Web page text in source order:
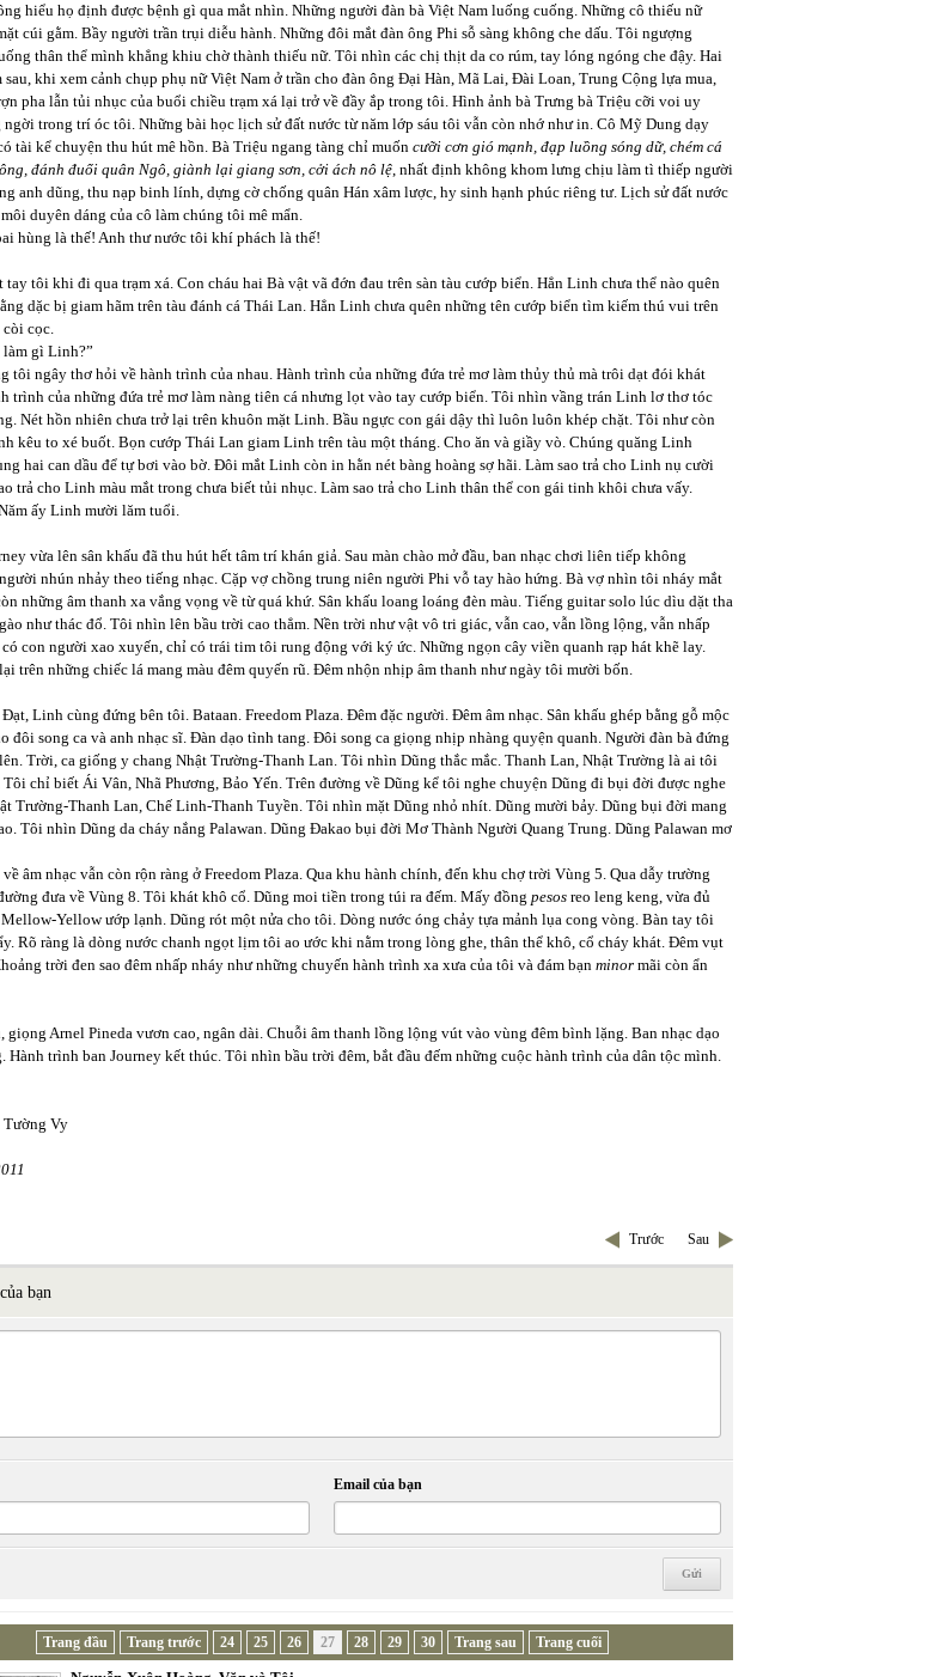
hiểu họ định được bệnh gì qua mắt nhìn. Những người đàn bà Việt Nam luống cuống. Những cô thiếu nữ
cúi gằm. Bầy người trần trụi diễu hành. Những đôi mắt đàn ông Phi sỗ sàng không che dấu. Tôi ngượng
thân thể mình khẳng khiu chờ thành thiếu nữ. Tôi nhìn các chị thịt da co rúm, tay lóng ngóng che đậy. Hai
sau, khi xem cảnh chụp phụ nữ Việt Nam ở trần cho đàn ông Đại Hàn, Mã Lai, Đài Loan, Trung Cộng lựa mua,
pha lẫn tủi nhục của buổi chiều trạm xá lại trở về đầy ắp trong tôi. Hình ảnh bà Trưng bà Triệu cỡi voi uy
ngời trong trí óc tôi. Những bài học lịch sử đất nước từ năm lớp sáu tôi vẫn còn nhớ như in. Cô Mỹ Dung dạy
tài kể chuyện thu hút mê hồn. Bà Triệu ngang tàng chỉ muốn cưỡi cơn gió mạnh, đạp luồng sóng dữ, chém cá
đánh đuổi quân Ngô, giành lại giang sơn, cởi ách nô lệ, nhất định không khom lưng chịu làm tì thiếp người
anh dũng, thu nạp binh lính, dựng cờ chống quân Hán xâm lược, hy sinh hạnh phúc riêng tư. Lịch sử đất nước
duyên dáng của cô làm chúng tôi mê mẩn.
hùng là thế! Anh thư nước tôi khí phách là thế!
tay tôi khi đi qua trạm xá. Con cháu hai Bà vật vã đớn đau trên sàn tàu cướp biển. Hẳn Linh chưa thể nào quên
dặc bị giam hãm trên tàu đánh cá Thái Lan. Hẳn Linh chưa quên những tên cướp biển tìm kiếm thú vui trên
cọc.
gì Linh?”
tôi ngây thơ hỏi về hành trình của nhau. Hành trình của những đứa trẻ mơ làm thủy thủ mà trôi dạt đói khát
trình của những đứa trẻ mơ làm nàng tiên cá nhưng lọt vào tay cướp biển. Tôi nhìn vầng trán Linh lơ thơ tóc
Nét hồn nhiên chưa trở lại trên khuôn mặt Linh. Bầu ngực con gái dậy thì luôn luôn khép chặt. Tôi như còn
kêu to xé buốt. Bọn cướp Thái Lan giam Linh trên tàu một tháng. Cho ăn và giầy vò. Chúng quăng Linh
hai can dầu để tự bơi vào bờ. Đôi mắt Linh còn in hằn nét bàng hoàng sợ hãi. Làm sao trả cho Linh nụ cười
trả cho Linh màu mắt trong chưa biết tủi nhục. Làm sao trả cho Linh thân thể con gái tinh khôi chưa vấy.
ấy Linh mười lăm tuổi.
vừa lên sân khấu đã thu hút hết tâm trí khán giả. Sau màn chào mở đầu, ban nhạc chơi liên tiếp không
nhún nhảy theo tiếng nhạc. Cặp vợ chồng trung niên người Phi vỗ tay hào hứng. Bà vợ nhìn tôi nháy mắt
những âm thanh xa vắng vọng về từ quá khứ. Sân khấu loang loáng đèn màu. Tiếng guitar solo lúc dìu dặt tha
như thác đổ. Tôi nhìn lên bầu trời cao thẳm. Nền trời như vật vô tri giác, vẫn cao, vẫn lồng lộng, vẫn nhấp
có con người xao xuyến, chỉ có trái tim tôi rung động với ký ức. Những ngọn cây viền quanh rạp hát khẽ lay.
trên những chiếc lá mang màu đêm quyến rũ. Đêm nhộn nhịp âm thanh như ngày tôi mười bốn.
Linh cùng đứng bên tôi. Bataan. Freedom Plaza. Đêm đặc người. Đêm âm nhạc. Sân khấu ghép bằng gỗ mộc
đôi song ca và anh nhạc sĩ. Đàn dạo tình tang. Đôi song ca giọng nhịp nhàng quyện quanh. Người đàn bà đứng
Trời, ca giống y chang Nhật Trường-Thanh Lan. Tôi nhìn Dũng thắc mắc. Thanh Lan, Nhật Trường là ai tôi
Tôi chỉ biết Ái Vân, Nhã Phương, Bảo Yến. Trên đường về Dũng kể tôi nghe chuyện Dũng đi bụi đời được nghe
Trường-Thanh Lan, Chế Linh-Thanh Tuyền. Tôi nhìn mặt Dũng nhỏ nhít. Dũng mười bảy. Dũng bụi đời mang
Tôi nhìn Dũng da cháy nắng Palawan. Dũng Đakao bụi đời Mơ Thành Người Quang Trung. Dũng Palawan mơ
âm nhạc vẫn còn rộn ràng ở Freedom Plaza. Qua khu hành chính, đến khu chợ trời Vùng 5. Qua dẫy trường
đưa về Vùng 8. Tôi khát khô cổ. Dũng moi tiền trong túi ra đếm. Mấy đồng pesos reo leng keng, vừa đủ
Yellow ướp lạnh. Dũng rót một nửa cho tôi. Dòng nước óng chảy tựa mảnh lụa cong vòng. Bàn tay tôi
Rõ ràng là dòng nước chanh ngọt lịm tôi ao ước khi nằm trong lòng ghe, thân thể khô, cổ cháy khát. Đêm vụt
trời đen sao đêm nhấp nháy như những chuyến hành trình xa xưa của tôi và đám bạnminor mãi còn ẩn
giọng Arnel Pineda vươn cao, ngân dài. Chuỗi âm thanh lồng lộng vút vào vùng đêm bình lặng. Ban nhạc dạo
Hành trình ban Journey kết thúc. Tôi nhìn bầu trời đêm, bắt đầu đếm những cuộc hành trình của dân tộc mình.
Tường Vy
Trước Sau
bạn
Email của bạn
Trang đầu Trang trước 24 25 26 27 28 29 30 Trang sau Trang cuối